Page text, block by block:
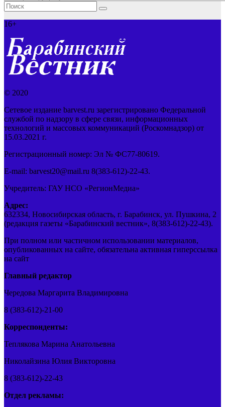
16+
© 2020
Сетевое издание barvest.ru зарегистрировано Федеральной
службой по надзору в сфере связи, информационных
технологий и массовых коммуникаций (Роскомнадзор) от
15.03.2021 г.
Регистрационный номер: Эл № ФС77-80619.
E-mail: barvest20@mail.ru 8(383-612)-22-43.
Учредитель: ГАУ НСО «РегионМедиа»
Адрес:
632334, Новосибирская область, г. Барабинск, ул. Пушкина, 2
(редакция газеты «Барабинский вестник», 8(383-612)-22-43).
При полном или частичном использовании материалов,
опубликованных на сайте, обязательна активная гиперссылка
на сайт
Главный редактор
Чередова Маргарита Владимировна
8 (383-612)-21-00
Корреспонденты:
Теплякова Марина Анатольевна
Николайзина Юлия Викторовна
8 (383-612)-22-43
Отдел рекламы: